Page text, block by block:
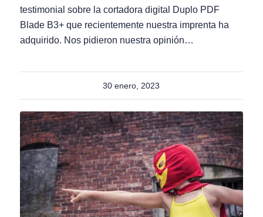
testimonial sobre la cortadora digital Duplo PDF
Blade B3+ que recientemente nuestra imprenta ha
adquirido. Nos pidieron nuestra opinión…
30 enero, 2023